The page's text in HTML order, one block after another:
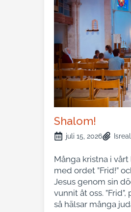
Shalom!
juli 15, 2026 Isreal
Många kristna i
med ordet ”Frid!”
Jesus genom sin
vunnit åt oss. ”Frid”,
så hälsar många